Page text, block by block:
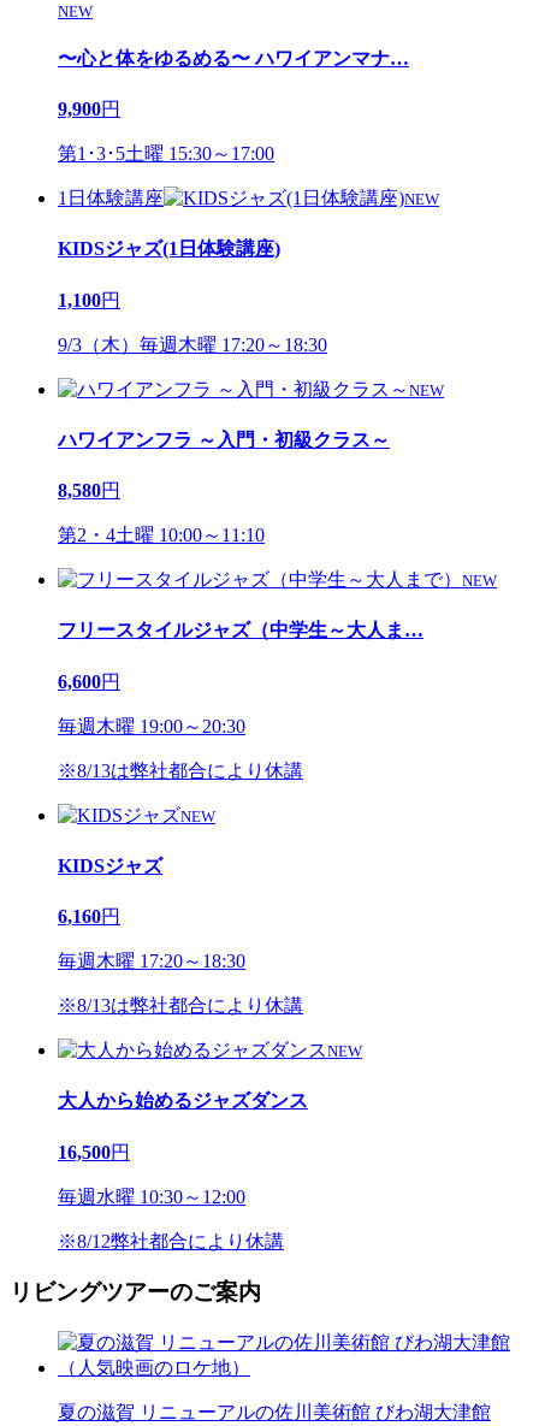
NEW
〜心と体をゆるめる〜 ハワイアンマナ…
9,900円
第1･3･5土曜 15:30～17:00
1日体験講座 NEW
KIDSジャズ(1日体験講座)
1,100円
9/3（木）毎週木曜 17:20～18:30
NEW
ハワイアンフラ ～入門・初級クラス～
8,580円
第2・4土曜 10:00～11:10
NEW
フリースタイルジャズ（中学生～大人ま …
6,600円
毎週木曜 19:00～20:30
※8/13は弊社都合により休講
NEW
KIDSジャズ
6,160円
毎週木曜 17:20～18:30
※8/13は弊社都合により休講
NEW
大人から始めるジャズダンス
16,500円
毎週水曜 10:30～12:00
※8/12弊社都合により休講
リビングツアーのご案内
夏の滋賀 リニューアルの佐川美術館 びわ湖大津館